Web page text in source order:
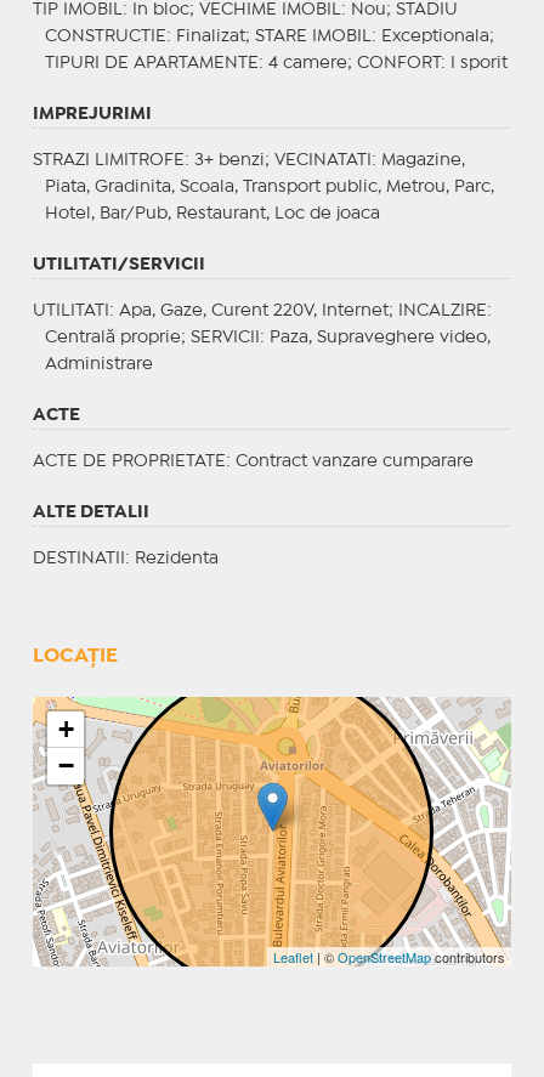
TIP IMOBIL : In bloc; VECHIME IMOBIL : Nou; STADIU
CONSTRUCTIE : Finalizat; STARE IMOBIL : Exceptionala;
TIPURI DE APARTAMENTE : 4 camere; CONFORT : I sporit
IMPREJURIMI
STRAZI LIMITROFE : 3+ benzi; VECINATATI : Magazine,
Piata, Gradinita, Scoala, Transport public, Metrou, Parc,
Hotel, Bar/Pub, Restaurant, Loc de joaca
UTILITATI/SERVICII
UTILITATI : Apa, Gaze, Curent 220V, Internet; INCALZIRE :
Centrală proprie; SERVICII : Paza, Supraveghere video,
Administrare
ACTE
ACTE DE PROPRIETATE : Contract vanzare cumparare
ALTE DETALII
DESTINATII : Rezidenta
LOCAȚIE
+
−
Leaflet | ©OpenStreetMapcontributors